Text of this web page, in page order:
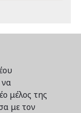
να
μέλος της
με τον